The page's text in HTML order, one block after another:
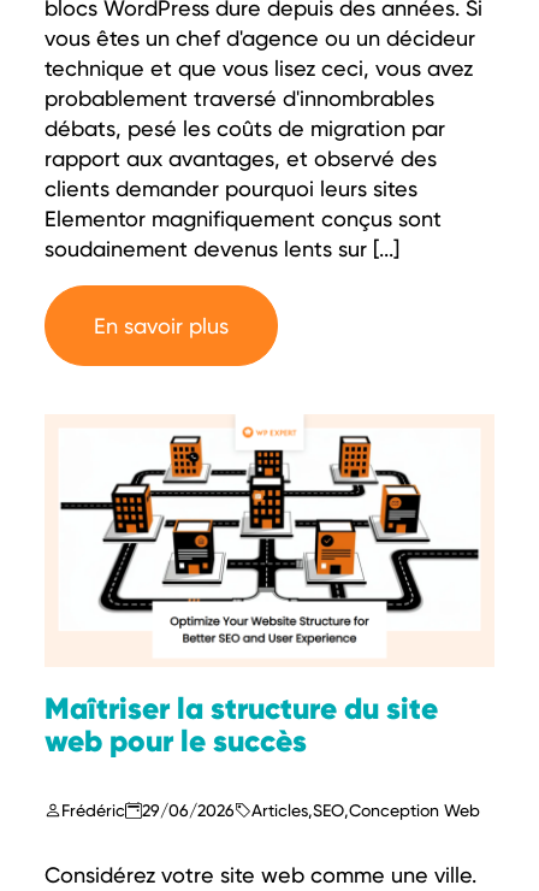
blocs WordPress dure depuis des années. Si
vous êtes un chef d'agence ou un décideur
technique et que vous lisez ceci, vous avez
probablement traversé d'innombrables
débats, pesé les coûts de migration par
rapport aux avantages, et observé des
clients demander pourquoi leurs sites
Elementor magnifiquement conçus sont
soudainement devenus lents sur [...]
En savoir plus
Maîtriser la structure du site
web pour le succès
Frédéric 29/06/2026 Articles,SEO,Conception Web
Considérez votre site web comme une ville.